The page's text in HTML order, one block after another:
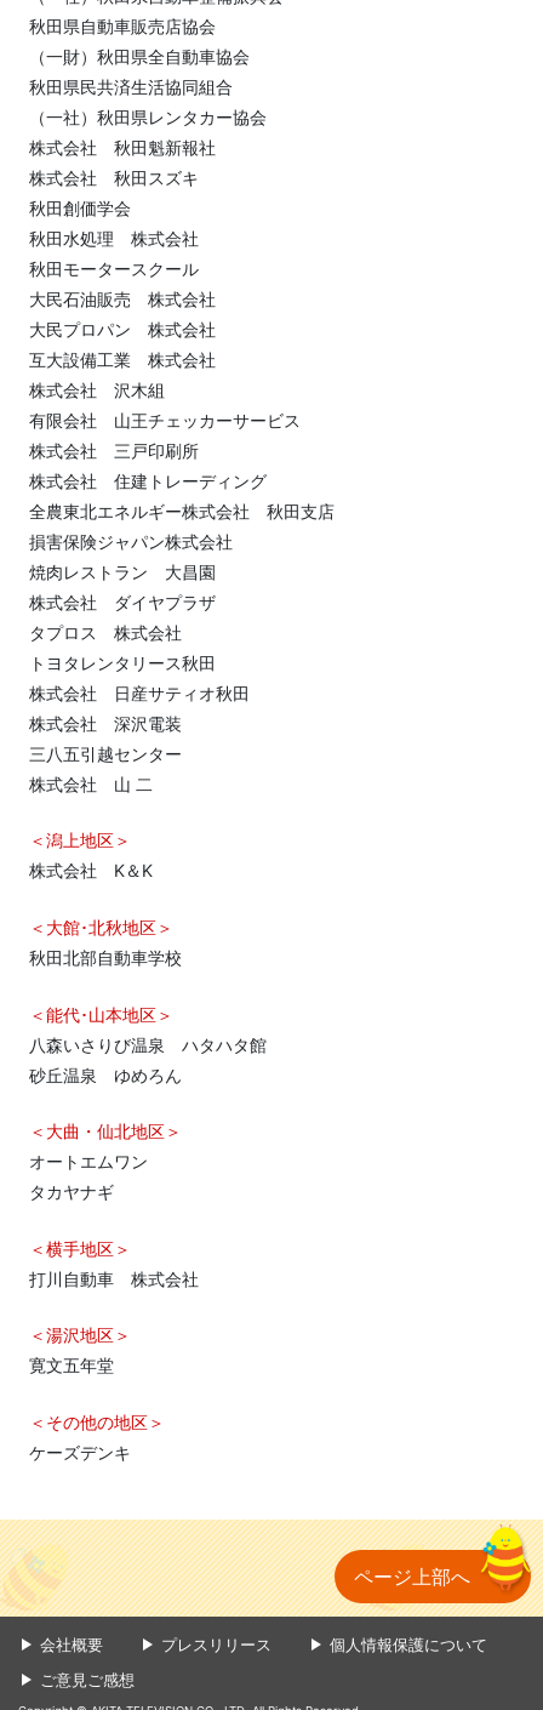
秋田県自動車販売店協会
（一財）秋田県全自動車協会
秋田県民共済生活協同組合
（一社）秋田県レンタカー協会
株式会社 秋田魁新報社
株式会社 秋田スズキ
秋田創価学会
秋田水処理 株式会社
秋田モータースクール
大民石油販売 株式会社
大民プロパン 株式会社
互大設備工業 株式会社
株式会社 沢木組
有限会社 山王チェッカーサービス
株式会社 三戸印刷所
株式会社 住建トレーディング
全農東北エネルギー株式会社 秋田支店
損害保険ジャパン株式会社
焼肉レストラン 大昌園
株式会社 ダイヤプラザ
タプロス 株式会社
トヨタレンタリース秋田
株式会社 日産サティオ秋田
株式会社 深沢電装
三八五引越センター
株式会社 山 二
＜潟上地区＞
株式会社 K＆K
＜大館･北秋地区＞
秋田北部自動車学校
＜能代･山本地区＞
八森いさりび温泉 ハタハタ館
砂丘温泉 ゆめろん
＜大曲・仙北地区＞
オートエムワン
タカヤナギ
＜横手地区＞
打川自動車 株式会社
＜湯沢地区＞
寛文五年堂
＜その他の地区＞
ケーズデンキ
ページ上部へ
会社概要 プレスリリース
個人情報保護について
ご意見ご感想